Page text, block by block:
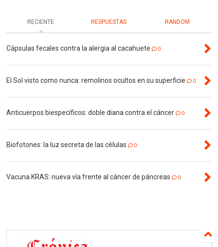
RECIENTE RESPUESTAS RANDOM
Cápsulas fecales contra la alergia al cacahuete 0
El Sol visto como nunca: remolinos ocultos en su superficie 0
Anticuerpos biespecíficos: doble diana contra el cáncer 0
Biofotones: la luz secreta de las células 0
Vacuna KRAS: nueva vía frente al cáncer de páncreas 0